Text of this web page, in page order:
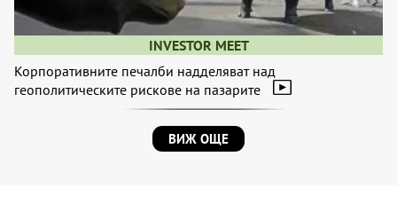
INVESTOR MEET
Корпоративните печалби надделяват над
геополитическите рискове на пазарите
ВИЖ ОЩЕ